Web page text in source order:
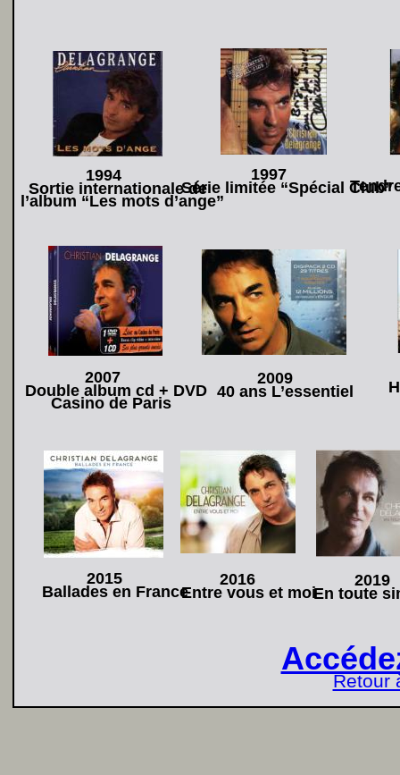
1994
Sortie internationale de
l’album “Les mots d’ange”
1997
Série limitée “Spécial Club”
2007
Double album cd + DVD
Casino de Paris
2009
40 ans L’essentiel
Retour
2015
Ballades en France
2016
Entre vous et moi
2019
En toute